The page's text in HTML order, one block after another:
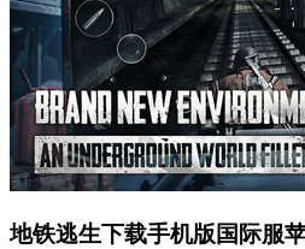
地铁逃生下载手机版国际服